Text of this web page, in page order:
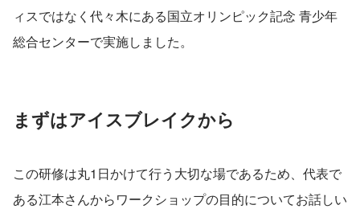
ィスではなく代々木にある国立オリンピック記念 青少年
総合センターで実施しました。
まずはアイスブレイクから
この研修は丸1日かけて行う大切な場であるため、代表で
ある江本さんからワークショップの目的についてお話しい